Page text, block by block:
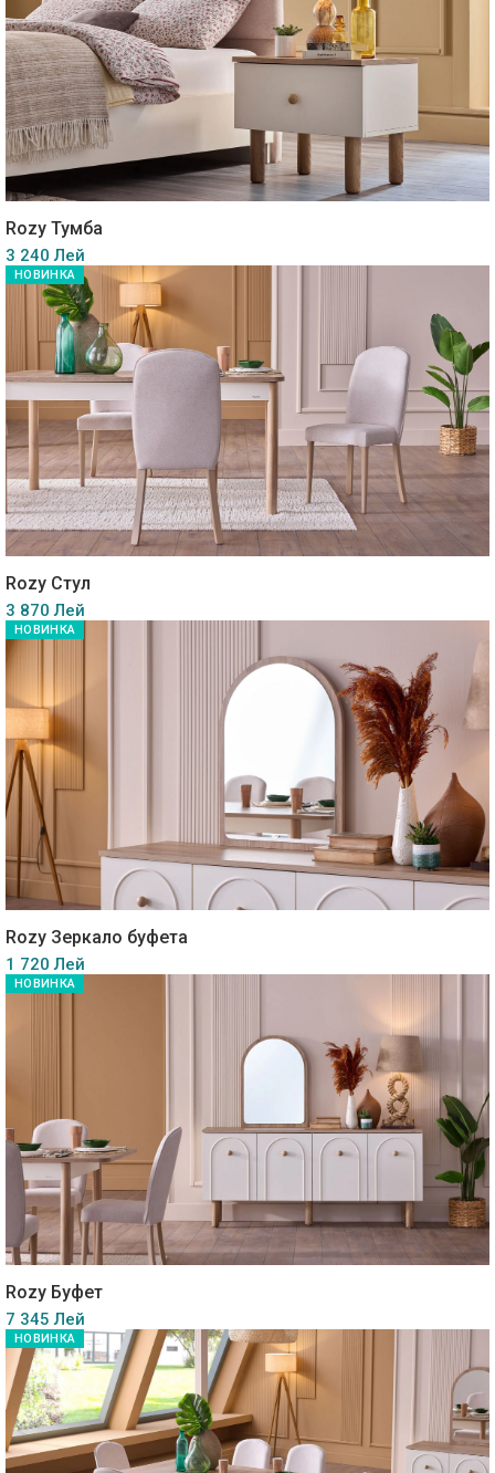
Rozy Тумба
3 240 Лей
НОВИНКА
Rozy Стул
3 870 Лей
НОВИНКА
Rozy Зеркало буфета
1 720 Лей
НОВИНКА
Rozy Буфет
7 345 Лей
НОВИНКА